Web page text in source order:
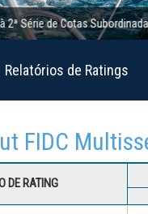
Cotas Subordinadas
Relatórios de Ratings
FIDC
DE RATING